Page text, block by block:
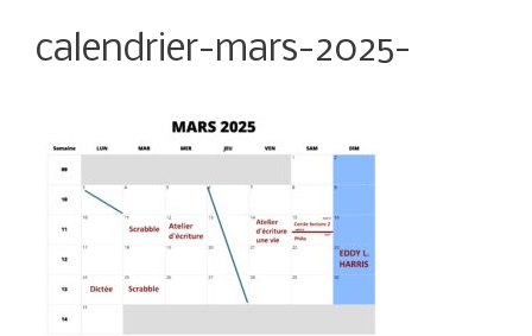
calendrier-mars-2025-